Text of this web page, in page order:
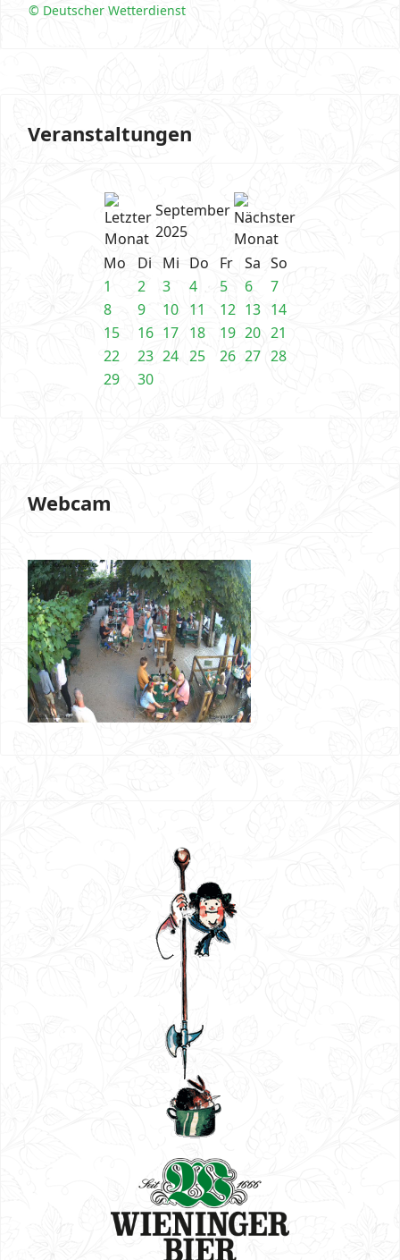
© Deutscher Wetterdienst
Veranstaltungen
September
2025
Mo
Di Mi Do Fr Sa So
1
2 3 4 5 6
7
8
9 10 11 12 13 14
15
16 17 18 19 20 21
22
23 24 25 26 27 28
29
30
Webcam